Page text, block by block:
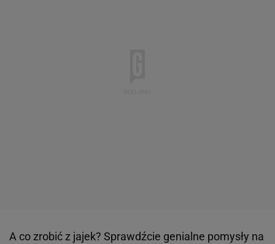
A co zrobić z jajek? Sprawdźcie genialne pomysły na